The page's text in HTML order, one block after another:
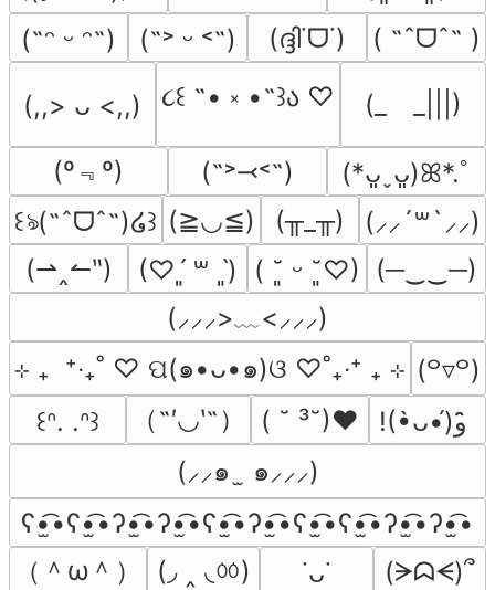
(˶ᵔ ᵕ ᵔ˶)
(˶˃ ᵕ ˂˶) (ദ്ദി˙ᗜ˙) ( ˶ˆᗜˆ˵ )
(,,> ᴗ <,,) ૮꒰ ˶• ༝ •˶꒱ა ♡ (_　_|||)
(º﹃º) (˶˃⤙˂˶)
(*ᴗ͈ˬᴗ͈)ꕤ*.ﾟ
꒰ঌ(˶ˆᗜˆ˵)໒꒱ (≧◡≦) (╥_╥)
(⸝⸝´꒳`⸝⸝)
(⇀‸↼‶)
(♡ˊ͈ ꒳ ˋ͈) ( ˘͈ ᵕ ˘͈♡)
(─‿‿─)
(⸝⸝⸝>﹏<⸝⸝⸝)
⊹ ₊  ⁺‧₊˚ ♡ ପ(๑•ᴗ•๑)ଓ ♡˚₊‧⁺ ₊ ⊹ (꒪▿꒪)
꒰ᐢ. .ᐢ꒱
（˶′◡‵˶） ( ˘ ³˘)♥
(⸝⸝๑  ̫ ๑⸝⸝⸝)
ʕ•̫͡•ʕ•̫͡•ʔ•̫͡•ʔ•̫͡•ʕ•̫͡•ʔ•̫͡•ʕ•̫͡•ʕ•̫͡•ʔ•̫͡•ʔ•̫͡•
（＾ω＾）
(◞ ‸ ◟ㆀ) ˙ᴗ˙
(ᗒᗣᗕ)՞